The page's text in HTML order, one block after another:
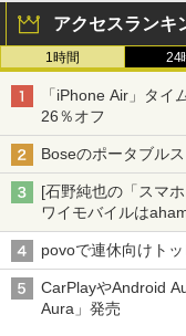
アクセスランキ
1時間 24
「iPhone Air」タ
26％オフ
Boseのポータブル
[石野純也の「スマ
ワイモバイルは
割」の安さと1年限
povoで連休向けト
CarPlayやAndroid
Aura」発売